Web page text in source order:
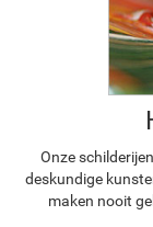
Onze
deskundige
maken nooit